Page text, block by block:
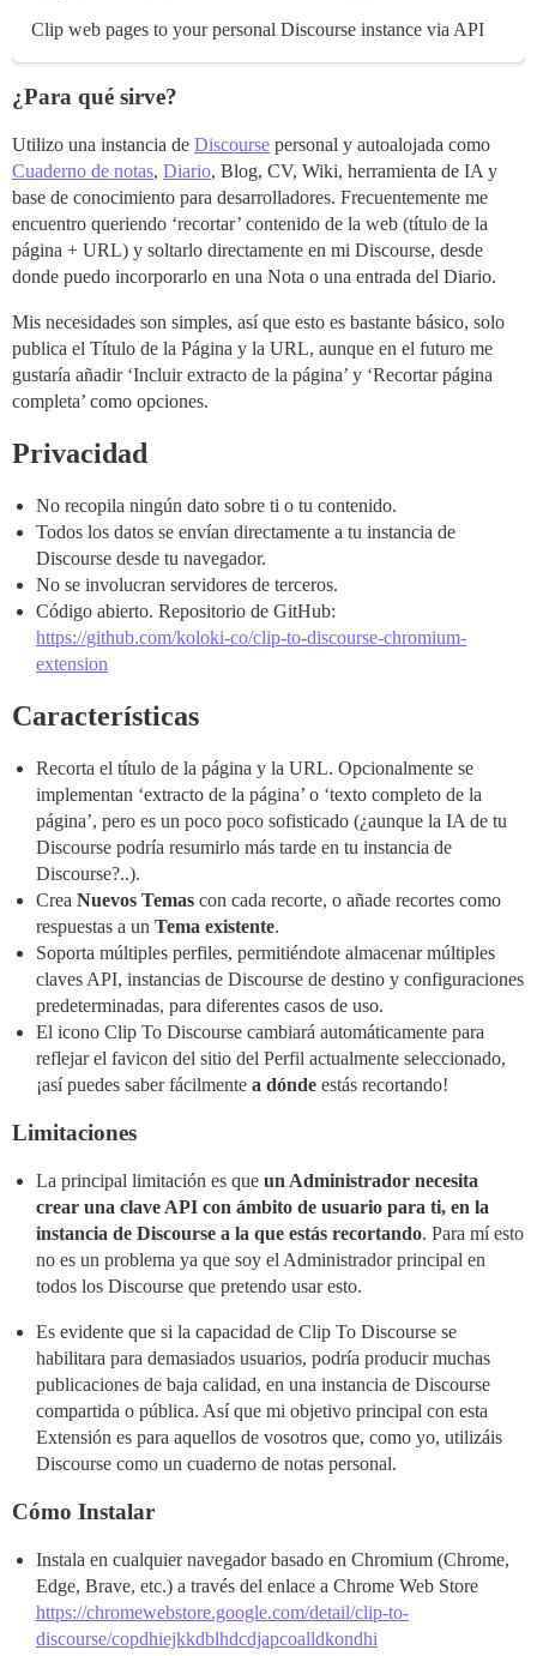
Clip web pages to your personal Discourse instance via API
¿Para qué sirve?
Utilizo una instancia de Discourse personal y autoalojada como
Cuaderno de notas, Diario, Blog, CV, Wiki, herramienta de IA y
base de conocimiento para desarrolladores. Frecuentemente me
encuentro queriendo ‘recortar’ contenido de la web (título de la
página + URL) y soltarlo directamente en mi Discourse, desde
donde puedo incorporarlo en una Nota o una entrada del Diario.
Mis necesidades son simples, así que esto es bastante básico, solo
publica el Título de la Página y la URL, aunque en el futuro me
gustaría añadir ‘Incluir extracto de la página’ y ‘Recortar página
completa’ como opciones.
Privacidad
No recopila ningún dato sobre ti o tu contenido.
Todos los datos se envían directamente a tu instancia de
Discourse desde tu navegador.
No se involucran servidores de terceros.
Código abierto. Repositorio de GitHub:
https://github.com/koloki-co/clip-to-discourse-chromium-
extension
Características
Recorta el título de la página y la URL. Opcionalmente se
implementan ‘extracto de la página’ o ‘texto completo de la
página’, pero es un poco poco sofisticado (¿aunque la IA de tu
Discourse podría resumirlo más tarde en tu instancia de
Discourse?..).
Crea Nuevos Temas con cada recorte, o añade recortes como
respuestas a un Tema existente.
Soporta múltiples perfiles, permitiéndote almacenar múltiples
claves API, instancias de Discourse de destino y configuraciones
predeterminadas, para diferentes casos de uso.
El icono Clip To Discourse cambiará automáticamente para
reflejar el favicon del sitio del Perfil actualmente seleccionado,
¡así puedes saber fácilmente a dónde estás recortando!
Limitaciones
La principal limitación es que un Administrador necesita
crear una clave API con ámbito de usuario para ti, en la
instancia de Discourse a la que estás recortando. Para mí esto
no es un problema ya que soy el Administrador principal en
todos los Discourse que pretendo usar esto.
Es evidente que si la capacidad de Clip To Discourse se
habilitara para demasiados usuarios, podría producir muchas
publicaciones de baja calidad, en una instancia de Discourse
compartida o pública. Así que mi objetivo principal con esta
Extensión es para aquellos de vosotros que, como yo, utilizáis
Discourse como un cuaderno de notas personal.
Cómo Instalar
Instala en cualquier navegador basado en Chromium (Chrome,
Edge, Brave, etc.) a través del enlace a Chrome Web Store
https://chromewebstore.google.com/detail/clip-to-
discourse/copdhiejkkdblhdcdjapcoalldkondhi